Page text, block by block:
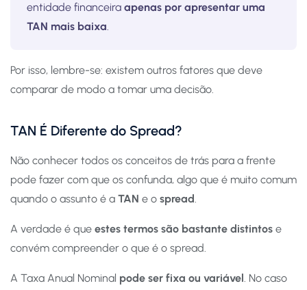
entidade financeira apenas por apresentar uma
TAN mais baixa.
Por isso, lembre-se: existem outros fatores que deve
comparar de modo a tomar uma decisão.
TAN É Diferente do Spread?
Não conhecer todos os conceitos de trás para a frente
pode fazer com que os confunda, algo que é muito comum
quando o assunto é a TAN e o spread.
A verdade é que estes termos são bastante distintos e
convém compreender o que é o spread.
A Taxa Anual Nominal pode ser fixa ou variável. No caso